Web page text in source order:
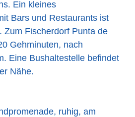
Ein kleines
Bars und Restaurants ist
Zum Fischerdorf Punta de
Gehminuten, nach
Eine Bushaltestelle befindet
Nähe.
ruhig, am